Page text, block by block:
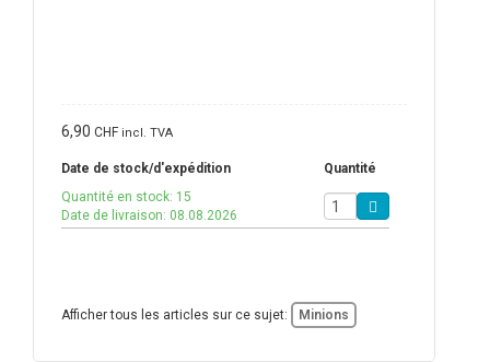
6,90 CHF incl. TVA
Date de stock/d'expédition
Quantité
Quantité en stock: 15
Date de livraison: 08.08.2026
Afficher tous les articles sur ce sujet: Minions